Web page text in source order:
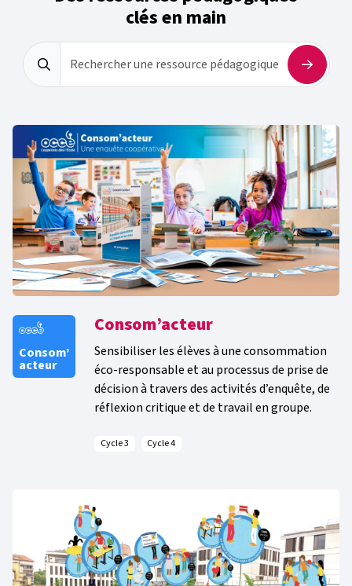
clés en main
Rechercher une ressource pédagogique
Consom’
acteur
Consom’acteur
Sensibiliser les élèves à une consommation
éco-responsable et au processus de prise de
décision à travers des activités d’enquête, de
réflexion critique et de travail en groupe.
Cycle 3 Cycle 4